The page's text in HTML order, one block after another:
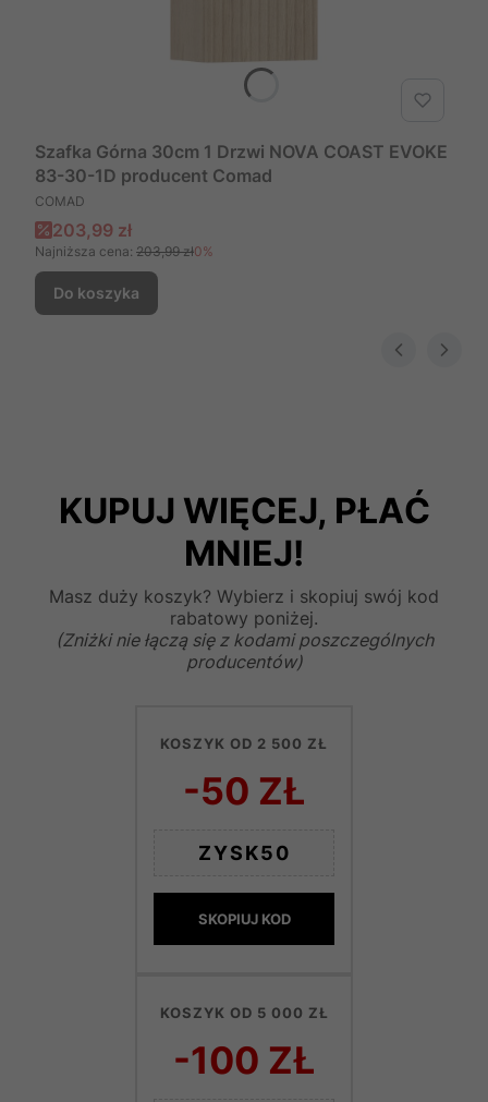
Szafka Górna 30cm 1 Drzwi NOVA COAST EVOKE
83-30-1D producent Comad
PRODUCENT
COMAD
Cena promocyjna
203,99 zł
Najniższa cena: 203,99 zł0%
Do koszyka
KUPUJ WIĘCEJ, PŁAĆ
MNIEJ!
Masz duży koszyk? Wybierz i skopiuj swój kod
rabatowy poniżej.
(Zniżki nie łączą się z kodami poszczególnych
producentów)
KOSZYK OD 2 500 ZŁ
-50 ZŁ
ZYSK50
SKOPIUJ KOD
KOSZYK OD 5 000 ZŁ
-100 ZŁ